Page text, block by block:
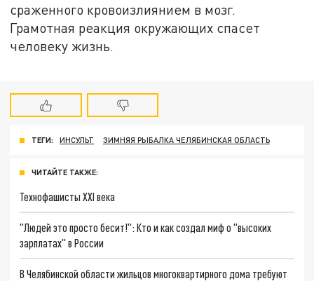
сраженного кровоизлиянием в мозг.
Грамотная реакция окружающих спасет
человеку жизнь.
ТЕГИ: ИНСУЛЬТ ЗИМНЯЯ РЫБАЛКА ЧЕЛЯБИНСКАЯ ОБЛАСТЬ
ЧИТАЙТЕ ТАКЖЕ:
Технофашисты XXI века
"Людей это просто бесит!": Кто и как создал миф о "высоких
зарплатах" в России
В Челябинской области жильцов многоквартирного дома требуют